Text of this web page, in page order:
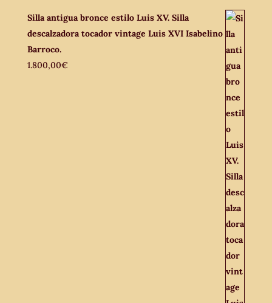
Silla antigua bronce estilo Luis XV. Silla
descalzadora tocador vintage Luis XVI Isabelino
Barroco.
1.800,00€